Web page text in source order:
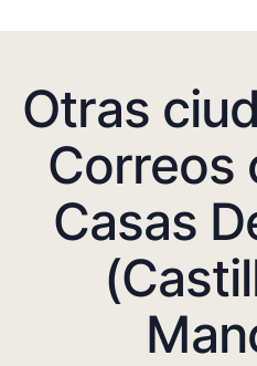
Otras
Correos
Casas